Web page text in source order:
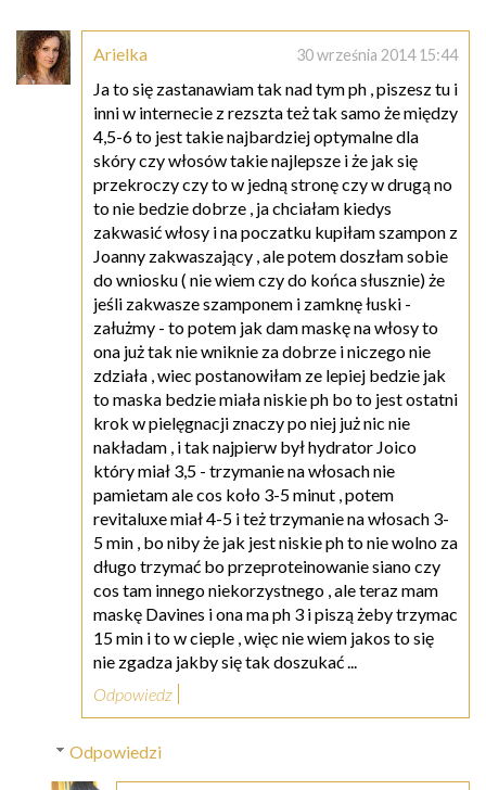
Arielka 30 września 2014 15:44
Ja to się zastanawiam tak nad tym ph , piszesz tu i
inni w internecie z rezszta też tak samo że między
4,5-6 to jest takie najbardziej optymalne dla
skóry czy włosów takie najlepsze i że jak się
przekroczy czy to w jedną stronę czy w drugą no
to nie bedzie dobrze , ja chciałam kiedys
zakwasić włosy i na poczatku kupiłam szampon z
Joanny zakwaszający , ale potem doszłam sobie
do wniosku ( nie wiem czy do końca słusznie) że
jeśli zakwasze szamponem i zamknę łuski -
załużmy - to potem jak dam maskę na włosy to
ona już tak nie wniknie za dobrze i niczego nie
zdziała , wiec postanowiłam ze lepiej bedzie jak
to maska bedzie miała niskie ph bo to jest ostatni
krok w pielęgnacji znaczy po niej już nic nie
nakładam , i tak najpierw był hydrator Joico
który miał 3,5 - trzymanie na włosach nie
pamietam ale cos koło 3-5 minut , potem
revitaluxe miał 4-5 i też trzymanie na włosach 3-
5 min , bo niby że jak jest niskie ph to nie wolno za
długo trzymać bo przeproteinowanie siano czy
cos tam innego niekorzystnego , ale teraz mam
maskę Davines i ona ma ph 3 i piszą żeby trzymac
15 min i to w cieple , więc nie wiem jakos to się
nie zgadza jakby się tak doszukać ...
Odpowiedz
Odpowiedzi